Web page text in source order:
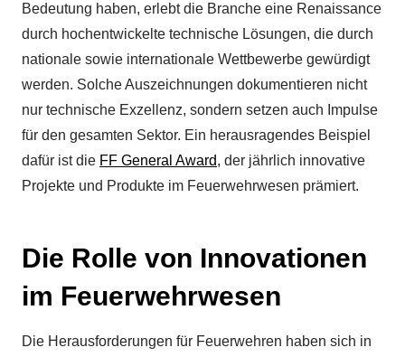
Bedeutung haben, erlebt die Branche eine Renaissance
durch hochentwickelte technische Lösungen, die durch
nationale sowie internationale Wettbewerbe gewürdigt
werden. Solche Auszeichnungen dokumentieren nicht
nur technische Exzellenz, sondern setzen auch Impulse
für den gesamten Sektor. Ein herausragendes Beispiel
dafür ist die FF General Award, der jährlich innovative
Projekte und Produkte im Feuerwehrwesen prämiert.
Die Rolle von Innovationen
im Feuerwehrwesen
Die Herausforderungen für Feuerwehren haben sich in